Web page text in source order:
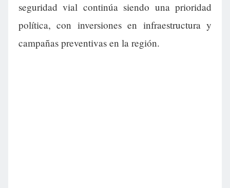
seguridad vial continúa siendo una prioridad
política, con inversiones en infraestructura y
campañas preventivas en la región.